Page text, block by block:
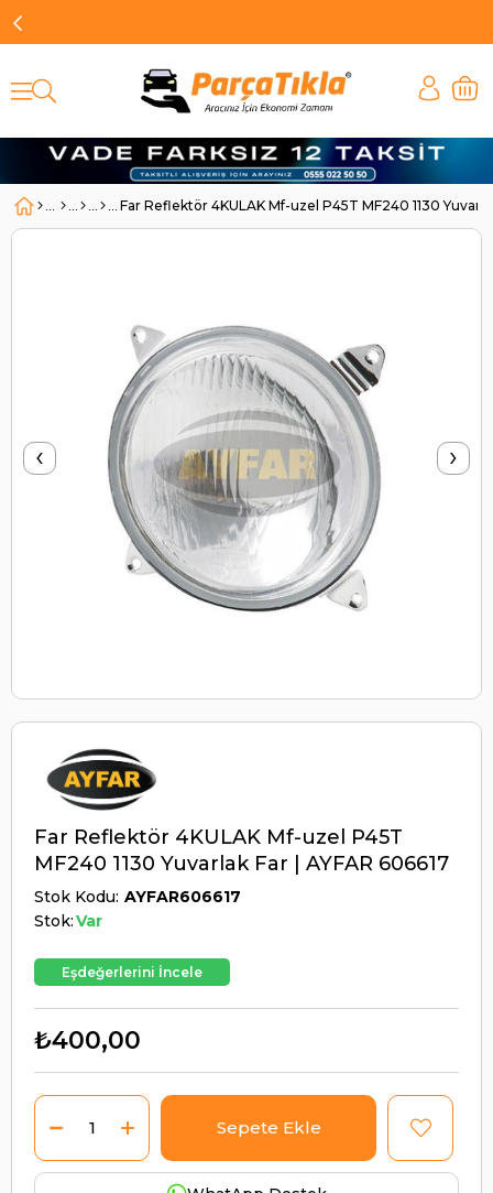
Far Reflektör 4KULAK Mf-uzel P45T MF240 1130
‹ ›
Far Reflektör 4KULAK Mf-uzel P45T
MF240 1130 Yuvarlak Far | AYFAR 606617
Stok Kodu AYFAR606617
Stok:Var
Eşdeğerlerini İncele
₺400,00